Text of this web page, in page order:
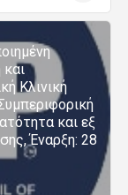
Κλινική
και εξ
Έναρξη: 28